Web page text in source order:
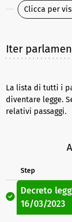
Clicca per
Iter
La lista di tutti i
diventare legge.
relativi passaggi.
Step
Decreto
16/03/2023